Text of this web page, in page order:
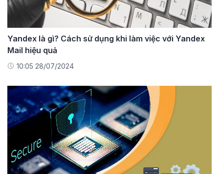
Yandex là gì? Cách sử dụng khi làm việc với Yandex
Mail hiệu quả
10:05 28/07/2024